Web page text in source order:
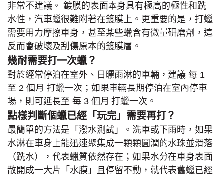
非常不建議。 鍍膜的表面本身具有極高的極性和跣
水性，汽車蠟很難附著在鍍膜上。更重要的是，打蠟
需要用力摩擦車身，甚至某些蠟含有微量研磨劑，這
反而會破壞及刮傷原本的鍍膜層。
幾耐需要打一次蠟？
對於經常停泊在室外、日曬雨淋的車輛，建議 每 1
至 2 個月 打蠟一次；如果車輛長期停泊在室內停車
場，則可延長至 每 3 個月 打蠟一次。
點樣判斷個蠟已經「玩完」需要再打？
最簡單的方法是「潑水測試」。洗車或下雨時，如果
水淋在車身上能迅速聚集成一顆顆圓潤的水珠並滑落
（跣水），代表蠟質依然存在；如果水分在車身表面
散開成一大片「水膜」且停留不動，就代表舊蠟已經